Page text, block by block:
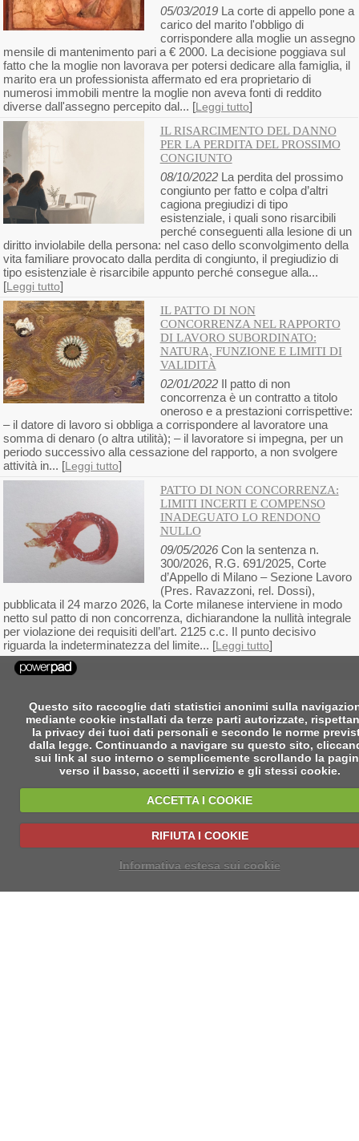
05/03/2019La corte di appello pone a
carico del marito l'obbligo di
corrispondere alla moglie un assegno
mensile di mantenimento pari a € 2000. La decisione poggiava sul
fatto che la moglie non lavorava per potersi dedicare alla famiglia, il
marito era un professionista affermato ed era proprietario di
numerosi immobili mentre la moglie non aveva fonti di reddito
diverse dall'assegno percepito dal... [Leggi tutto]
IL RISARCIMENTO DEL DANNO
PER LA PERDITA DEL PROSSIMO
CONGIUNTO
08/10/2022La perdita del prossimo
congiunto per fatto e colpa d’altri
cagiona pregiudizi di tipo
esistenziale, i quali sono risarcibili
perché conseguenti alla lesione di un
diritto inviolabile della persona: nel caso dello sconvolgimento della
vita familiare provocato dalla perdita di congiunto, il pregiudizio di
tipo esistenziale è risarcibile appunto perché consegue alla...
[Leggi tutto]
IL PATTO DI NON
CONCORRENZA NEL RAPPORTO
DI LAVORO SUBORDINATO:
NATURA, FUNZIONE E LIMITI DI
VALIDITÀ
02/01/2022Il patto di non
concorrenza è un contratto a titolo
oneroso e a prestazioni corrispettive:
– il datore di lavoro si obbliga a corrispondere al lavoratore una
somma di denaro (o altra utilità); – il lavoratore si impegna, per un
periodo successivo alla cessazione del rapporto, a non svolgere
attività in... [Leggi tutto]
PATTO DI NON CONCORRENZA:
LIMITI INCERTI E COMPENSO
INADEGUATO LO RENDONO
NULLO
09/05/2026Con la sentenza n.
300/2026, R.G. 691/2025, Corte
d’Appello di Milano – Sezione Lavoro
(Pres. Ravazzoni, rel. Dossi),
pubblicata il 24 marzo 2026, la Corte milanese interviene in modo
netto sul patto di non concorrenza, dichiarandone la nullità integrale
per violazione dei requisiti dell’art. 2125 c.c. Il punto decisivo
riguarda la indeterminatezza del limite... [Leggi tutto]
Questo sito raccoglie dati statistici anonimi sulla
mediante cookie installati da terze parti autorizzate,
la privacy dei tuoi dati personali e secondo le norme
dalla legge. Continuando a navigare su questo sito,
sui link al suo interno o semplicemente scrollando la
verso il basso, accetti il servizio e gli stessi cookie.
ACCETTA I COOKIE
RIFIUTA I COOKIE
Informativa estesa sui cookie